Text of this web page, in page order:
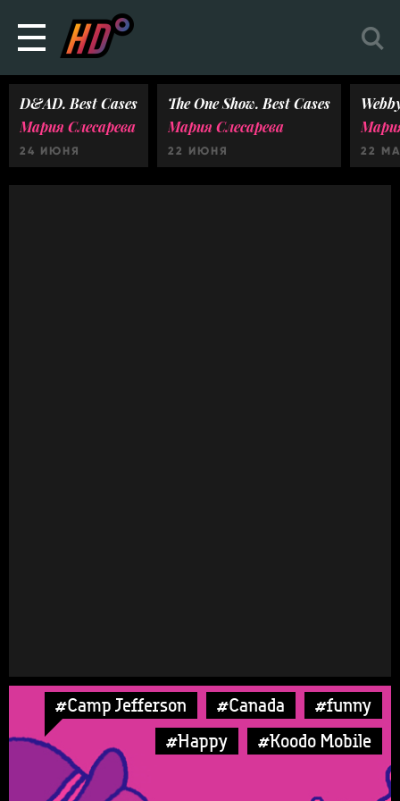
D&AD. Best Cases
Мария Слесарева
24 ИЮНЯ
The One Show. Best Cases
Мария Слесарева
22 ИЮНЯ 22
#Camp Jefferson #Canada
#funny
#Happy
#Koodo Mobile